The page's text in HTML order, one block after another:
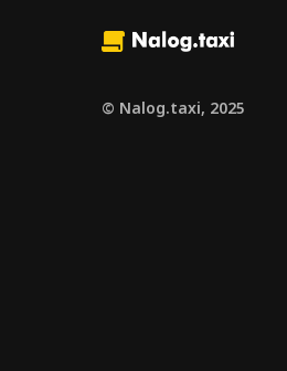
© Nalog.taxi, 2025